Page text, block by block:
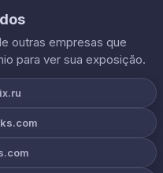
outras empresas que
para ver sua exposição.